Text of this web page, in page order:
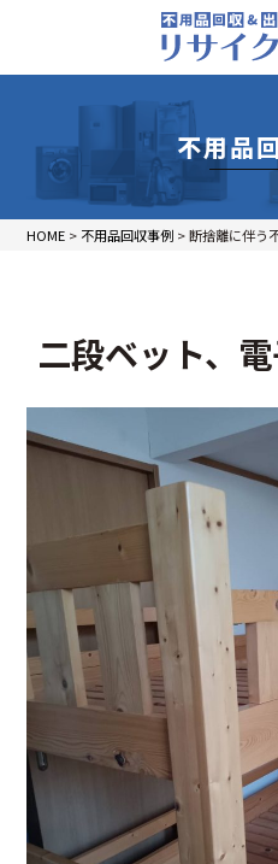
不用品
HOME > 不用品回収事例 >断捨離に伴う
二段ベット、